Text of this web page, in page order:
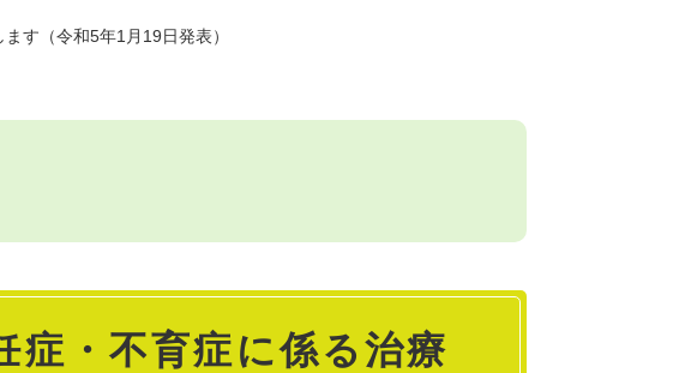
す（令和5年1月19日発表）
症・不育症に係る治療